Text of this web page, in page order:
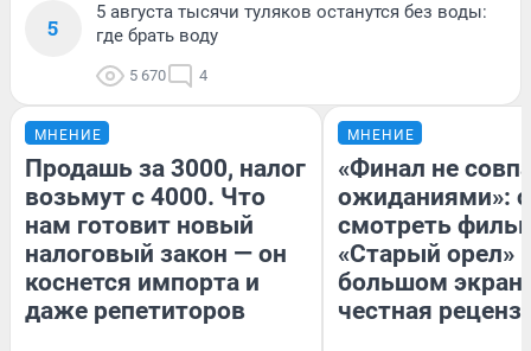
5
5 августа тысячи туляков останутся без воды:
где брать воду
5 670 4
МНЕНИЕ
Продашь за 3000, налог
возьмут с 4000. Что
нам готовит новый
налоговый закон — он
коснется импорта и
даже репетиторов
МНЕНИЕ
«Финал не
ожиданиями»:
смотреть
«Старый орел»
большом
честная